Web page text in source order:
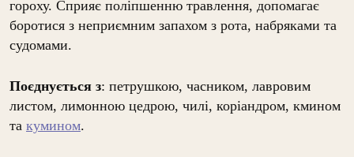
гороху. Сприяє поліпшенню травлення, допомагає
боротися з неприємним запахом з рота, набряками та
судомами.
Поєднується з: петрушкою, часником, лавровим
листом, лимонною цедрою, чилі, коріандром, кмином
та кумином.